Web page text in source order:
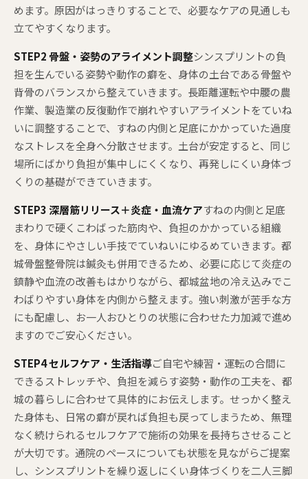
めます。原因がはっきりすることで、必要なケアの見通しも
立てやすくなります。
STEP2 骨盤・姿勢のアライメント調整シンスプリントの負
担を生んでいる姿勢や動作の癖を、身体の土台である骨盤や
背骨のバランスから整えていきます。長距離運転や中腰の農
作業、製造業の反復動作で崩れやすいアライメントをていね
いに調整することで、すねの内側と足底にかかっていた過度
なストレスを全身へ分散させます。土台が安定すると、同じ
場所にばかり負担が集中しにくくなり、再発しにくい身体づ
くりの基礎ができていきます。
STEP3 深層筋リリース＋炎症・血流ケアすねの内側と足底
まわりで硬くこわばった筋肉や、負担のかかっている組織
を、身体にやさしい手技でていねいにゆるめていきます。都
城骨盤整骨院は鍼灸も併用できるため、必要に応じて炎症の
鎮静や血流の改善もはかりながら、都城盆地の冷え込みでこ
わばりやすい身体を内側から整えます。強い刺激が苦手な方
にも配慮し、お一人おひとりの状態に合わせた力加減で進め
ますのでご安心ください。
STEP4 セルフケア・生活指導ご自宅や練習・運転の合間に
できるストレッチや、負担を減らす姿勢・動作の工夫を、都
城の暮らしに合わせて具体的にお伝えします。せっかく整え
た身体も、日常の癖が戻れば負担も戻ってしまうため、無理
なく続けられるセルフケアで施術の効果を長持ちさせること
が大切です。通院のペースについても状態を見ながらご提案
し、シンスプリントを繰り返しにくい身体づくりを二人三脚